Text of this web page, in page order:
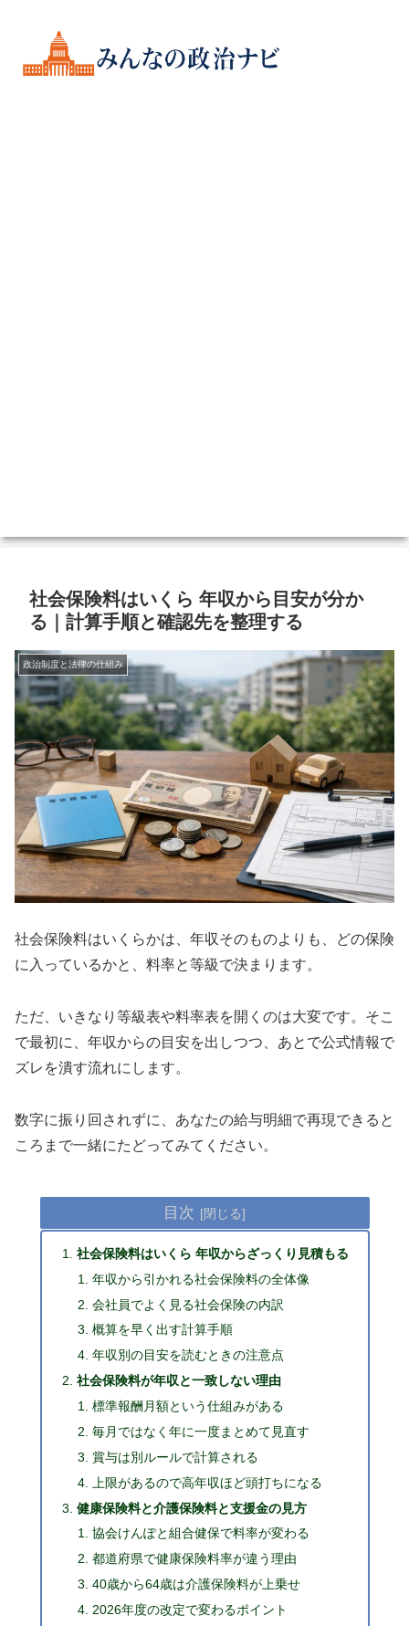
社会保険料はいくら 年収から目安が分か
る｜計算手順と確認先を整理する
政治制度と法律の仕組み
社会保険料はいくらかは、年収そのものよりも、どの保険
に入っているかと、料率と等級で決まります。
ただ、いきなり等級表や料率表を開くのは大変です。そこ
で最初に、年収からの目安を出しつつ、あとで公式情報で
ズレを潰す流れにします。
数字に振り回されずに、あなたの給与明細で再現できると
ころまで一緒にたどってみてください。
目次
社会保険料はいくら 年収からざっくり見積もる
年収から引かれる社会保険料の全体像
会社員でよく見る社会保険の内訳
概算を早く出す計算手順
年収別の目安を読むときの注意点
社会保険料が年収と一致しない理由
標準報酬月額という仕組みがある
毎月ではなく年に一度まとめて見直す
賞与は別ルールで計算される
上限があるので高年収ほど頭打ちになる
健康保険料と介護保険料と支援金の見方
協会けんぽと組合健保で料率が変わる
都道府県で健康保険料率が違う理由
40歳から64歳は介護保険料が上乗せ
2026年度の改定で変わるポイント